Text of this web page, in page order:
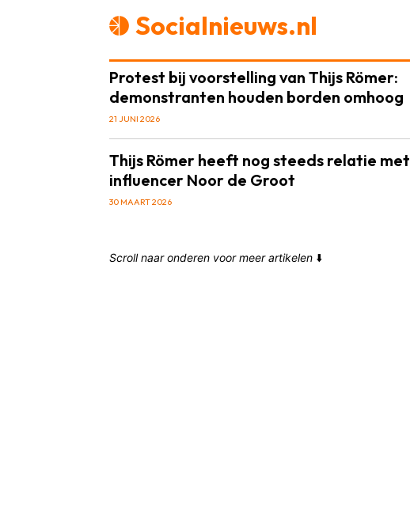
Socialnieuws.nl
Protest bij voorstelling van Thijs Römer:
demonstranten houden borden omhoog
21 JUNI 2026
Thijs Römer heeft nog steeds relatie met
influencer Noor de Groot
30 MAART 2026
Scroll naar onderen voor meer artikelen ⬇️